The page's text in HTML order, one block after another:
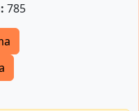
785